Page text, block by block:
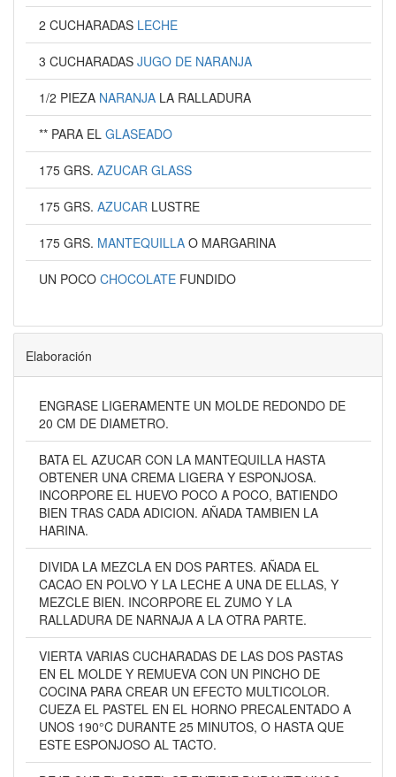
2 CUCHARADAS LECHE
3 CUCHARADAS JUGO DE NARANJA
1/2 PIEZA NARANJA LA RALLADURA
** PARA EL GLASEADO
175 GRS. AZUCAR GLASS
175 GRS. AZUCAR LUSTRE
175 GRS. MANTEQUILLA O MARGARINA
UN POCO CHOCOLATE FUNDIDO
Elaboración
ENGRASE LIGERAMENTE UN MOLDE REDONDO DE
20 CM DE DIAMETRO.
BATA EL AZUCAR CON LA MANTEQUILLA HASTA
OBTENER UNA CREMA LIGERA Y ESPONJOSA.
INCORPORE EL HUEVO POCO A POCO, BATIENDO
BIEN TRAS CADA ADICION. AÑADA TAMBIEN LA
HARINA.
DIVIDA LA MEZCLA EN DOS PARTES. AÑADA EL
CACAO EN POLVO Y LA LECHE A UNA DE ELLAS, Y
MEZCLE BIEN. INCORPORE EL ZUMO Y LA
RALLADURA DE NARNAJA A LA OTRA PARTE.
VIERTA VARIAS CUCHARADAS DE LAS DOS PASTAS
EN EL MOLDE Y REMUEVA CON UN PINCHO DE
COCINA PARA CREAR UN EFECTO MULTICOLOR.
CUEZA EL PASTEL EN EL HORNO PRECALENTADO A
UNOS 190°C DURANTE 25 MINUTOS, O HASTA QUE
ESTE ESPONJOSO AL TACTO.